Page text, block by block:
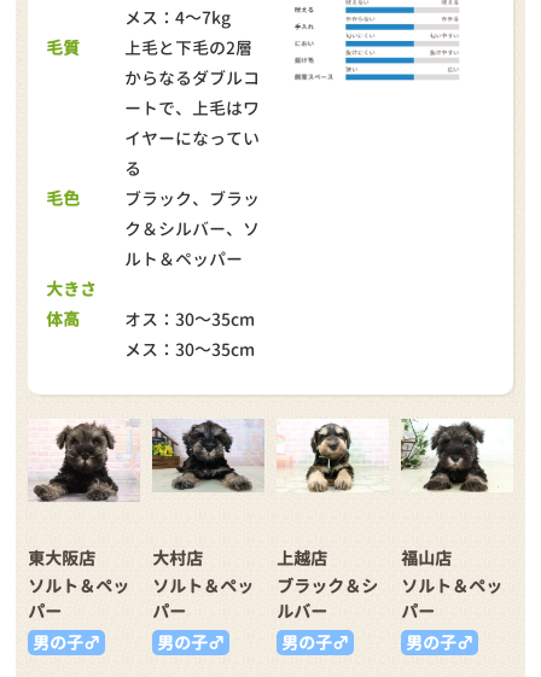
メス：4～7kg
毛質
上毛と下毛の2層
からなるダブルコ
ートで、上毛はワ
イヤーになってい
る
毛色
ブラック、ブラッ
ク＆シルバー、ソ
ルト＆ペッパー
大きさ
体高
オス：30～35cm
メス：30～35cm
東大阪店
ソルト＆ペッ
パー
男の子♂
大村店
ソルト＆ペッ
パー
男の子♂
上越店
ブラック＆シ
ルバー
男の子♂
福山店
ソルト＆ペッ
パー
男の子♂